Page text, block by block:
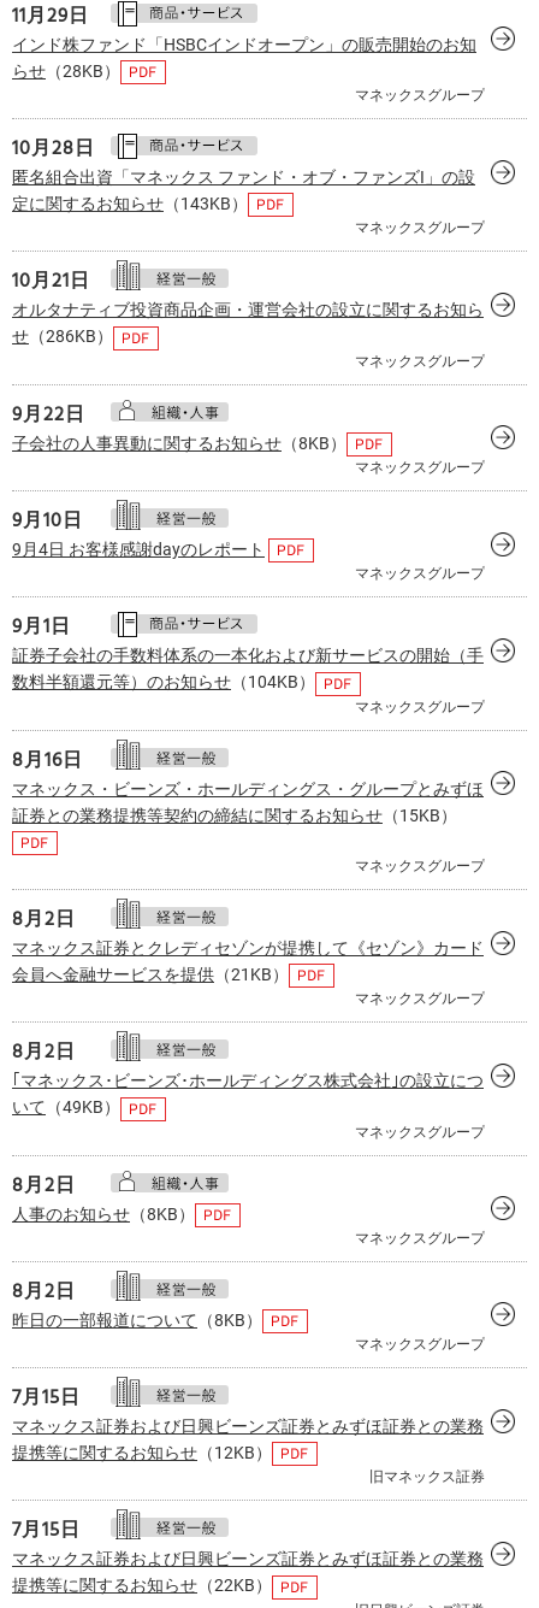
11月29日
インド株ファンド「HSBCインドオープン」の販売開始のお知
らせ （28KB）
マネックスグループ
10月28日
匿名組合出資「マネックス ファンド・オブ・ファンズI」の設
定に関するお知らせ （143KB）
マネックスグループ
10月21日
オルタナティブ投資商品企画・運営会社の設立に関するお知ら
せ （286KB）
マネックスグループ
9月22日
子会社の人事異動に関するお知らせ （8KB）
マネックスグループ
9月10日
9月4日 お客様感謝dayのレポート
マネックスグループ
9月1日
証券子会社の手数料体系の一本化および新サービスの開始（手
数料半額還元等）のお知らせ （104KB）
マネックスグループ
8月16日
マネックス・ビーンズ・ホールディングス・グループとみずほ
証券との業務提携等契約の締結に関するお知らせ （15KB）
マネックスグループ
8月2日
マネックス証券とクレディセゾンが提携して《セゾン》カード
会員へ金融サービスを提供 （21KB）
マネックスグループ
8月2日
｢マネックス･ビーンズ･ホールディングス株式会社｣の設立につ
いて （49KB）
マネックスグループ
8月2日
人事のお知らせ （8KB）
マネックスグループ
8月2日
昨日の一部報道について （8KB）
マネックスグループ
7月15日
マネックス証券および日興ビーンズ証券とみずほ証券との業務
提携等に関するお知らせ （12KB）
旧マネックス証券
7月15日
マネックス証券および日興ビーンズ証券とみずほ証券との業務
提携等に関するお知らせ （22KB）